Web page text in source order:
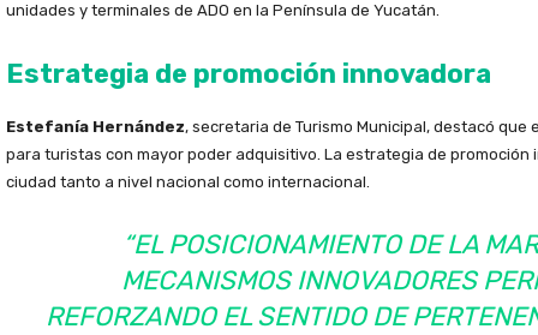
unidades y terminales de ADO en la Península de Yucatán.
Estrategia de promoción innovadora
Estefanía Hernández, secretaria de Turismo Municipal, destacó
para turistas con mayor poder adquisitivo. La estrategia de
ciudad tanto a nivel nacional como internacional.
“EL POSICIONAMIENTO DE LA
MECANISMOS INNOVADORES
REFORZANDO EL SENTIDO DE